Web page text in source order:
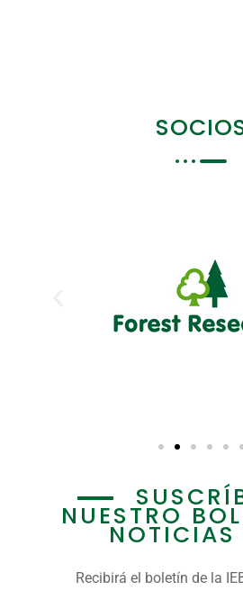
NUESTRO
Recibirá el boletín de la